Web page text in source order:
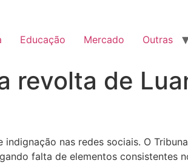
Educação Mercado Outras
revolta de
nas redes sociais. O
falta de elementos consistentes